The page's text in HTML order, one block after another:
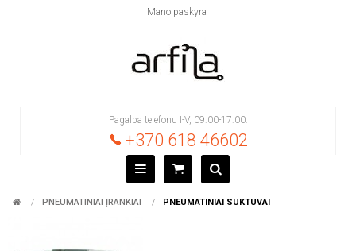
Mano paskyra
Pagalba telefonu I-V, 09:00-17:00:
+370 618 46602
PNEUMATINIAI ĮRANKIAI PNEUMATINIAI SUKTUVAI